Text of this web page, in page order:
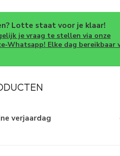
Lotte staat voor je klaar!
je vraag te stellen via onze
Whatsapp! Elke dag bereikbaar
verjaardag